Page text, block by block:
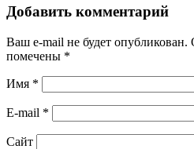
Добавить комментарий
Ваш e-mail не будет опубликован.
помечены *
Имя *
E-mail *
Сайт